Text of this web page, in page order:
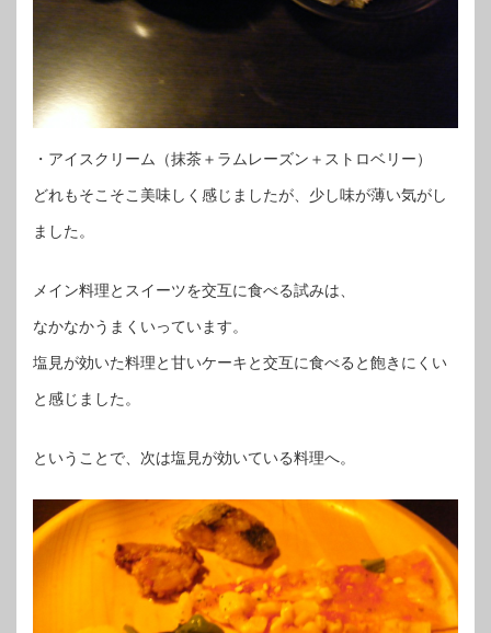
・アイスクリーム（抹茶＋ラムレーズン＋ストロベリー）
どれもそこそこ美味しく感じましたが、少し味が薄い気がし
ました。
メイン料理とスイーツを交互に食べる試みは、
なかなかうまくいっています。
塩見が効いた料理と甘いケーキと交互に食べると飽きにくい
と感じました。
ということで、次は塩見が効いている料理へ。